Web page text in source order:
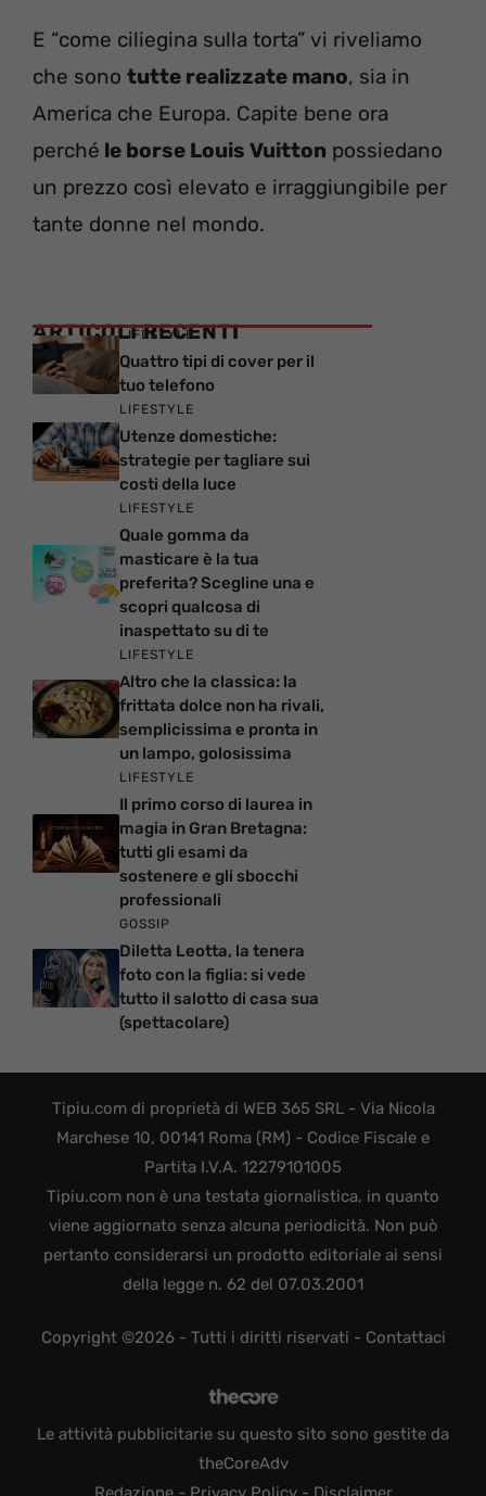
E “come ciliegina sulla torta” vi riveliamo
che sono tutte realizzate mano, sia in
America che Europa. Capite bene ora
perché le borse Louis Vuitton possiedano
un prezzo così elevato e irraggiungibile per
tante donne nel mondo.
ARTICOLI RECENTI
LIFESTYLE
Quattro tipi di cover per il
tuo telefono
LIFESTYLE
Utenze domestiche:
strategie per tagliare sui
costi della luce
LIFESTYLE
Quale gomma da
masticare è la tua
preferita? Scegline una e
scopri qualcosa di
inaspettato su di te
LIFESTYLE
Altro che la classica: la
frittata dolce non ha rivali,
semplicissima e pronta in
un lampo, golosissima
LIFESTYLE
Il primo corso di laurea in
magia in Gran Bretagna:
tutti gli esami da
sostenere e gli sbocchi
professionali
GOSSIP
Diletta Leotta, la tenera
foto con la figlia: si vede
tutto il salotto di casa sua
(spettacolare)
Tipiu.com di proprietà di WEB 365 SRL - Via Nicola
Marchese 10, 00141 Roma (RM) - Codice Fiscale e
Partita I.V.A. 12279101005
Tipiu.com non è una testata giornalistica, in quanto
viene aggiornato senza alcuna periodicità. Non può
pertanto considerarsi un prodotto editoriale ai sensi
della legge n. 62 del 07.03.2001
Copyright ©2026 - Tutti i diritti riservati - Contattaci
Le attività pubblicitarie su questo sito sono gestite da
theCoreAdv